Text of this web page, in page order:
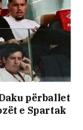
përballet
e Spartak